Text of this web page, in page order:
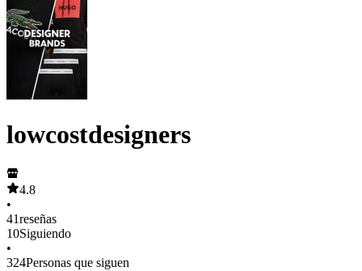
lowcostdesigners
4.8
•
41reseñas
10Siguiendo
•
324Personas que siguen